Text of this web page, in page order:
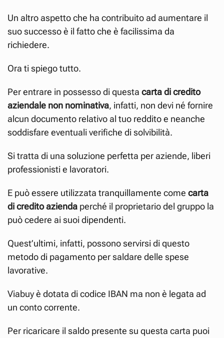
Un altro aspetto che ha contribuito ad aumentare il
suo successo è il fatto che è facilissima da
richiedere.
Ora ti spiego tutto.
Per entrare in possesso di questa carta di credito
aziendale non nominativa, infatti, non devi né fornire
alcun documento relativo al tuo reddito e neanche
soddisfare eventuali verifiche di solvibilità.
Si tratta di una soluzione perfetta per aziende, liberi
professionisti e lavoratori.
E può essere utilizzata tranquillamente come carta
di credito azienda perché il proprietario del gruppo la
può cedere ai suoi dipendenti.
Quest’ultimi, infatti, possono servirsi di questo
metodo di pagamento per saldare delle spese
lavorative.
Viabuy è dotata di codice IBAN ma non è legata ad
un conto corrente.
Per ricaricare il saldo presente su questa carta puoi